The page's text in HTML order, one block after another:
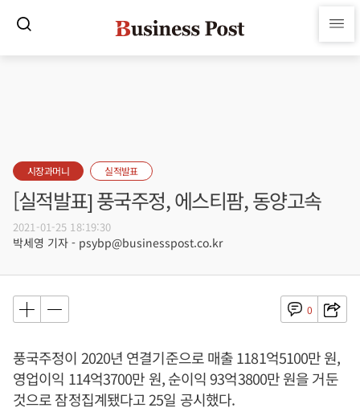
시장과머니 실적발표
[실적발표] 풍국주정, 에스티팜, 동양고속
2021-01-25 18:19:30
박세영 기자 - psybp@businesspost.co.kr
0
풍국주정이 2020년 연결기준으로 매출 1181억5100만 원,
영업이익 114억3700만 원, 순이익 93억3800만 원을 거둔
것으로 잠정집계됐다고 25일 공시했다.